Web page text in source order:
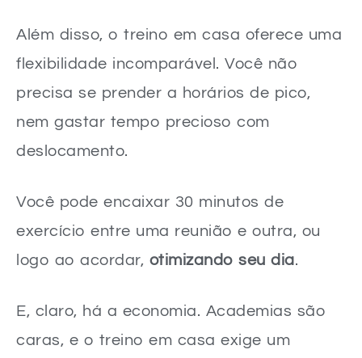
Além disso, o treino em casa oferece uma
flexibilidade incomparável. Você não
precisa se prender a horários de pico,
nem gastar tempo precioso com
deslocamento.
Você pode encaixar 30 minutos de
exercício entre uma reunião e outra, ou
logo ao acordar, otimizando seu dia.
E, claro, há a economia. Academias são
caras, e o treino em casa exige um